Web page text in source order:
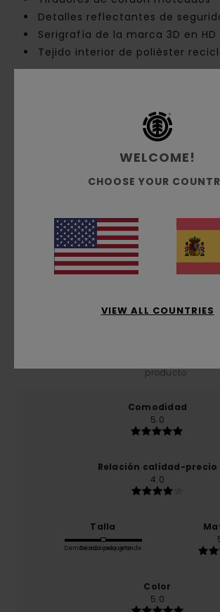
Detalles reflectantes de
Serigrafía de la marca 3D en HD
Tejido interior de poliéster
Envíos y Devoluciones
Reseñas de los clientes
Puntuación media
5.0/5
producto
Comodidad
5.0
Relación calidad-precio
4.0
Talla
Demasiado pequeño
Demasiado grande
Color
5.0
WELCOME!
CHOOSE YOUR
VIEW ALL COUNTRIES